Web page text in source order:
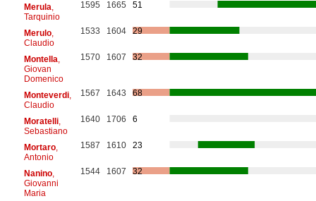
Merula
Tarquinio
1595 1665 51
Merulo,
Claudio
1533 1604 29
Montella
Giovan
Domenico
1570 1607 32
Monteverdi,
Claudio
1567 1643 68
Moratelli,
Sebastiano
1640 1706 6
Mortaro,
Antonio
1587 1610 23
Nanino,
Giovanni
Maria
1544 1607 32